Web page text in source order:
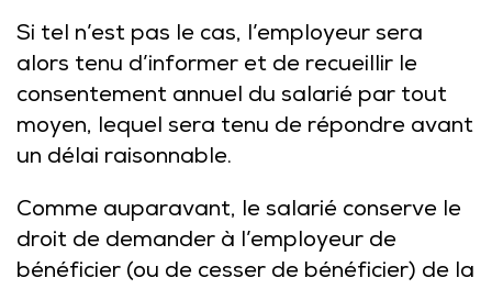
Si tel n’est pas le cas, l’employeur sera
alors tenu d’informer et de recueillir le
consentement annuel du salarié par tout
moyen, lequel sera tenu de répondre avant
un délai raisonnable.
Comme auparavant, le salarié conserve le
droit de demander à l’employeur de
bénéficier (ou de cesser de bénéficier) de la